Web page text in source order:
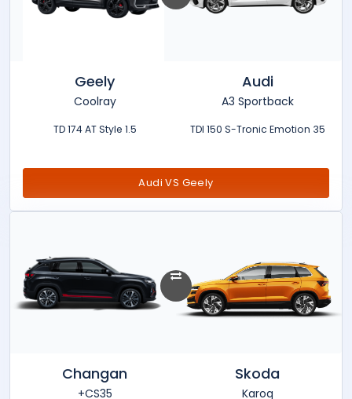
Audi
A3 Sportback
35 TDI 150 S-Tronic Emotion
Geely
Coolray
1.5 TD 174 AT Style
Audi VS Geely
Skoda
Karoq
Changan
CS35+